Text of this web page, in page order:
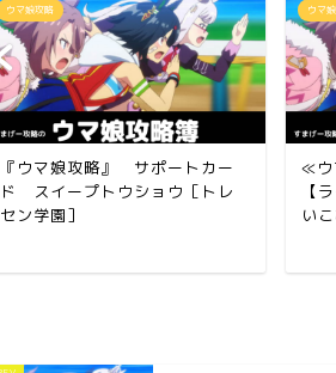
ウマ娘攻略
『ウマ娘攻略』 サポートカー
ド スイープトウショウ［トレ
セン学園］
ウマ
≪ウ
【
い